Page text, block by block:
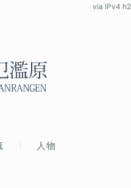
人物
via IPv4 h2